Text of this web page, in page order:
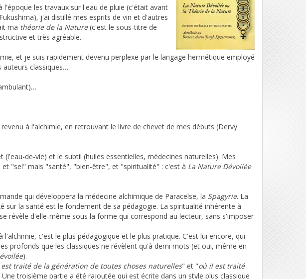
les travaux sur l'eau de pluie (c'était avant
j'ai distillé mes esprits de vin et d'autres
ma théorie de la Nature(c'est le sous-titre de
et très agréable.
et je suis rapidement devenu perplexe par le langage hermétique employé
auteurs classiques…
à l'alchimie, en retrouvant le livre de chevet de mes débuts (Dervy
de-vie) et le subtil (huiles essentielles, médecines naturelles). Mes
"sel" mais "santé", "bien-être", et "spiritualité" : c'est à La Nature Dévoilée
qui développera la médecine alchimique de Paracelse, la Spagyrie. La
sur la santé est le fondement de sa pédagogie. La spiritualité inhérente à
révèle d'elle-même sous la forme qui correspond au lecteur, sans s'imposer
c'est le plus pédagogique et le plus pratique. C'est lui encore, qui
profonds que les classiques ne révèlent qu'à demi mots (et oui, même en
).
traité de la génération de toutes choses naturelles" et "où il est traité
Une troisième partie a été rajoutée qui est écrite dans un style plus classique